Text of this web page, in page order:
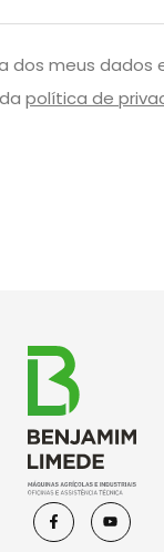
dos meus dados
política de